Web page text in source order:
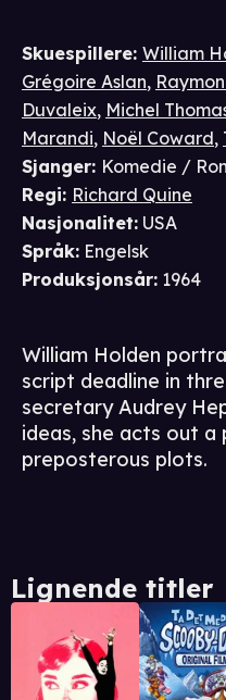
Skuespillere: William
Grégoire Aslan,
Duvaleix, Michel
Marandi, Noël Coward,
Sjanger: Komedie /
Regi: Richard Quine
Nasjonalitet: USA
Språk: Engelsk
Produksjonsår: 1964
William Holden
script deadline in
secretary Audrey
ideas, she acts out
preposterous plots.
Lignende titler